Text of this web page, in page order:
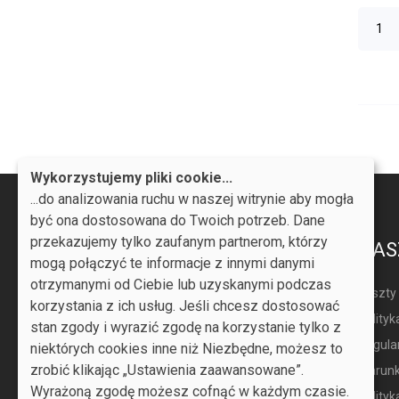
PRODUKTY
Promocje
Nowe produkty
Najczęściej kupowane
Wykorzystujemy pliki cookie...
...do analizowania ruchu w naszej witrynie aby mogła
być ona dostosowana do Twoich potrzeb. Dane
przekazujemy tylko zaufanym partnerom, którzy
mogą połączyć te informacje z innymi danymi
otrzymanymi od Ciebie lub uzyskanymi podczas
korzystania z ich usług. Jeśli chcesz dostosować
stan zgody i wyrazić zgodę na korzystanie tylko z
niektórych cookies inne niż Niezbędne, możesz to
zrobić klikając „Ustawienia zaawansowane”.
Wyrażoną zgodę możesz cofnąć w każdym czasie.